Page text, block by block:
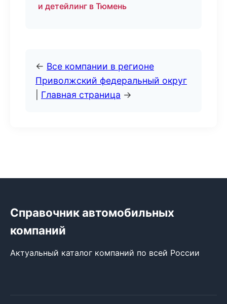
и детейлинг в Тюмень
← Все компании в регионе
Приволжский федеральный округ
Главная страница →
Справочник автомобильных
компаний
Актуальный каталог компаний по всей России